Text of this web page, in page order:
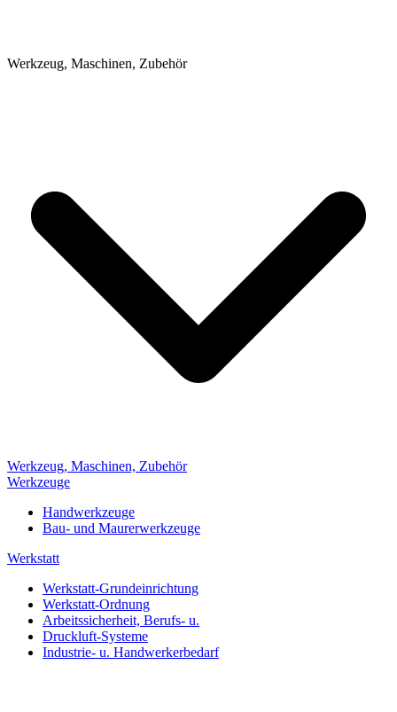
Werkzeug, Maschinen, Zubehör
Werkzeug, Maschinen, Zubehör
Werkzeuge
Handwerkzeuge
Bau- und Maurerwerkzeuge
Werkstatt
Werkstatt-Grundeinrichtung
Werkstatt-Ordnung
Arbeitssicherheit, Berufs- u.
Druckluft-Systeme
Industrie- u. Handwerkerbedarf